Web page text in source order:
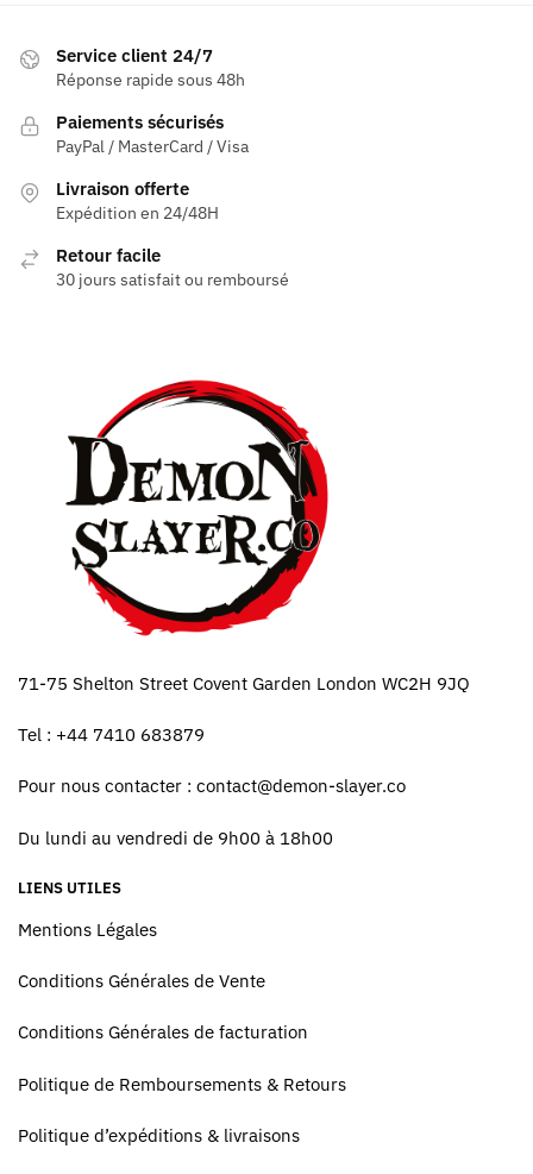
Service client 24/7
Réponse rapide sous 48h
Paiements sécurisés
PayPal / MasterCard / Visa
Livraison offerte
Expédition en 24/48H
Retour facile
30 jours satisfait ou remboursé
71-75 Shelton Street Covent Garden London WC2H 9JQ
Tel : +44 7410 683879
Pour nous contacter : contact@demon-slayer.co
Du lundi au vendredi de 9h00 à 18h00
LIENS UTILES
Mentions Légales
Conditions Générales de Vente
Conditions Générales de facturation
Politique de Remboursements & Retours
Politique d’expéditions & livraisons